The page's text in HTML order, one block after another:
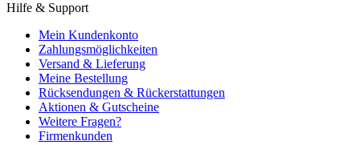
Hilfe & Support
Mein Kundenkonto
Zahlungsmöglichkeiten
Versand & Lieferung
Meine Bestellung
Rücksendungen & Rückerstattungen
Aktionen & Gutscheine
Weitere Fragen?
Firmenkunden